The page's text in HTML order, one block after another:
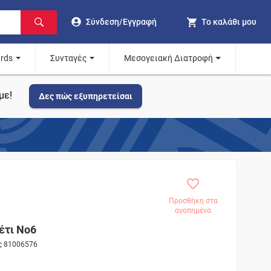
Σύνδεση/Εγγραφή Το καλάθι μου
Συνταγές Μεσογειακή Διατροφή
Δες πώς εξυπηρετείσαι
Προσθήκη στα
αγαπημένα
Νο6
81006576